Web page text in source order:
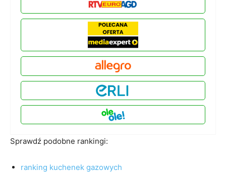
Sprawdź podobne rankingi:
ranking kuchenek gazowych